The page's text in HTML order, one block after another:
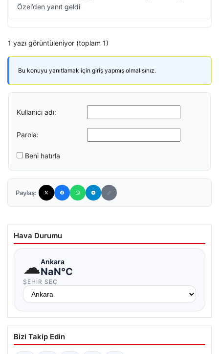
Özel’den yanıt geldi
1 yazı görüntüleniyor (toplam 1)
Bu konuyu yanıtlamak için giriş yapmış olmalısınız.
Kullanıcı adı:
Parola:
Beni hatırla
Paylaş:
Hava Durumu
☁Ankara
NaN°C
ŞEHIR SEÇ
Bizi Takip Edin